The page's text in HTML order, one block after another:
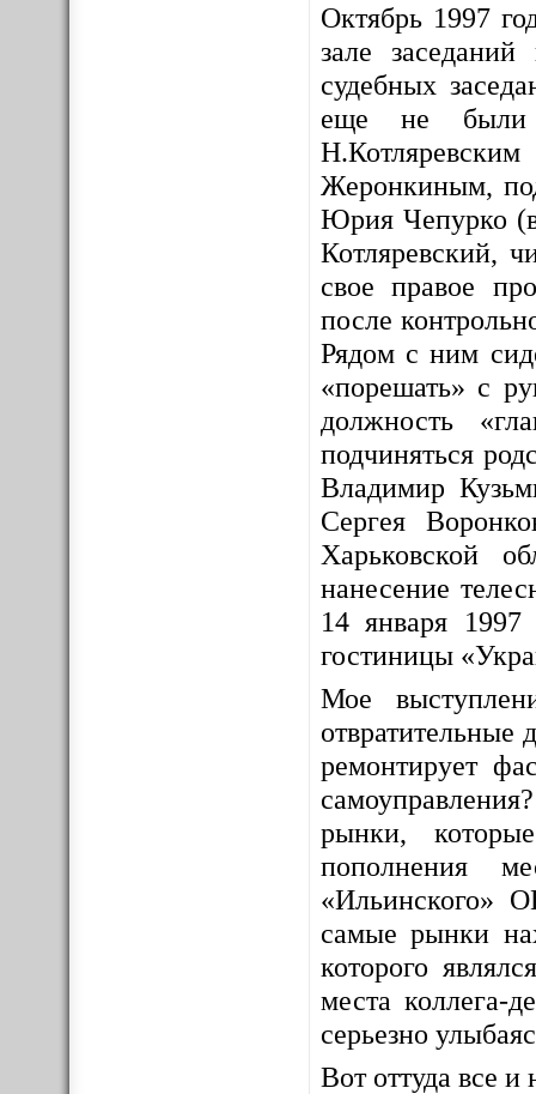
Октябрь 1997
зале
судебных
еще не были
Жеронкиным,
Юрия Чепурко
Котляревский,
свое правое
после
Рядом с ним
«порешать» с
должность
подчиняться
Владимир
Сергея
Харьковской
нанесение
14 января
гостиницы
Мое
отвратительные
ремонтирует
рынки,
пополнения
«Ильинского»
самые рынки
которого
места коллега-
серьезно
Вот оттуда все и